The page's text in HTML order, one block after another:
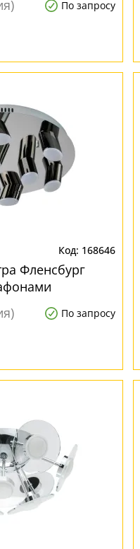
По запросу
168646
Фленсбург
По запросу